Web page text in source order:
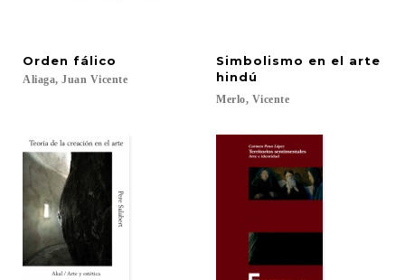
Orden fálico
Aliaga, Juan Vicente
Simbolismo en el arte
hindú
Merlo, Vicente